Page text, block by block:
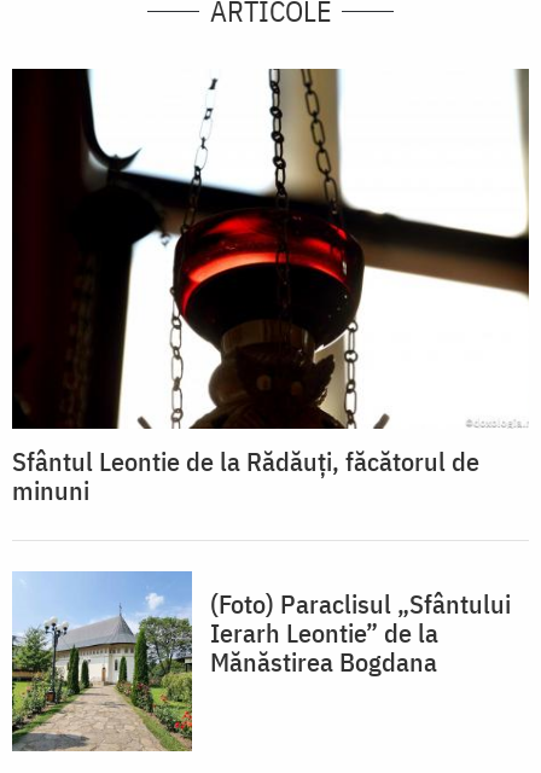
ARTICOLE
Sfântul Leontie de la Rădăuți, făcătorul de
minuni
(Foto) Paraclisul „Sfântului
Ierarh Leontie” de la
Mănăstirea Bogdana